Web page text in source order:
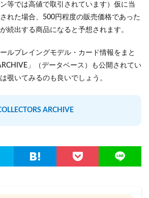
等では高値で取引されています）仮に当
れた場合、500円程度の販売価格であった
続出する商品になると予想されます。
ルプレイングモデル・カード情報をまと
」（データベース）も公開されてい
覗いてみるのも良いでしょう。
ARCHIVE